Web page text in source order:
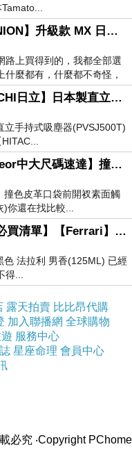
【滿額登記送】【IONION】升級款 MX 日本原裝超輕量隨身空氣清淨機★終極加碼再加碼
路上買得到的，我都全部選
麼都有，什麼都不奇怪，
【本館熱銷】【HITACHI日立】日本製直立手持式吸塵器(PVSJ500T)
立手持式吸塵器(PVSJ500T)
【大力推薦】【I-meteor中大尺碼速達】撞色皮革口袋前開衩素面觸感織紋洋裝PA2753(氣質灰)
撞色皮革口袋前開衩素面觸
你還在找比較...
【2017周年慶部落客必買清單】【Ferrari】BLACK 黑色 法拉利 男香(125ML)◎獨家◎
法拉利 男香(125ML) 已經
...
露天拍賣 比比昂代購
加入聯播網 全球購物
服務中心
星座命理 會員中心
必究 ‧Copyright PChome